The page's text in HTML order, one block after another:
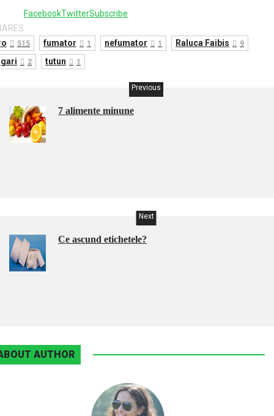
FacebookTwitterSubscribe
515 fumator 1 nefumator 1 Raluca Faibis 9
2 tutun 1
Previous
7 alimente minune
Next
Ce ascund etichetele?
AUTHOR